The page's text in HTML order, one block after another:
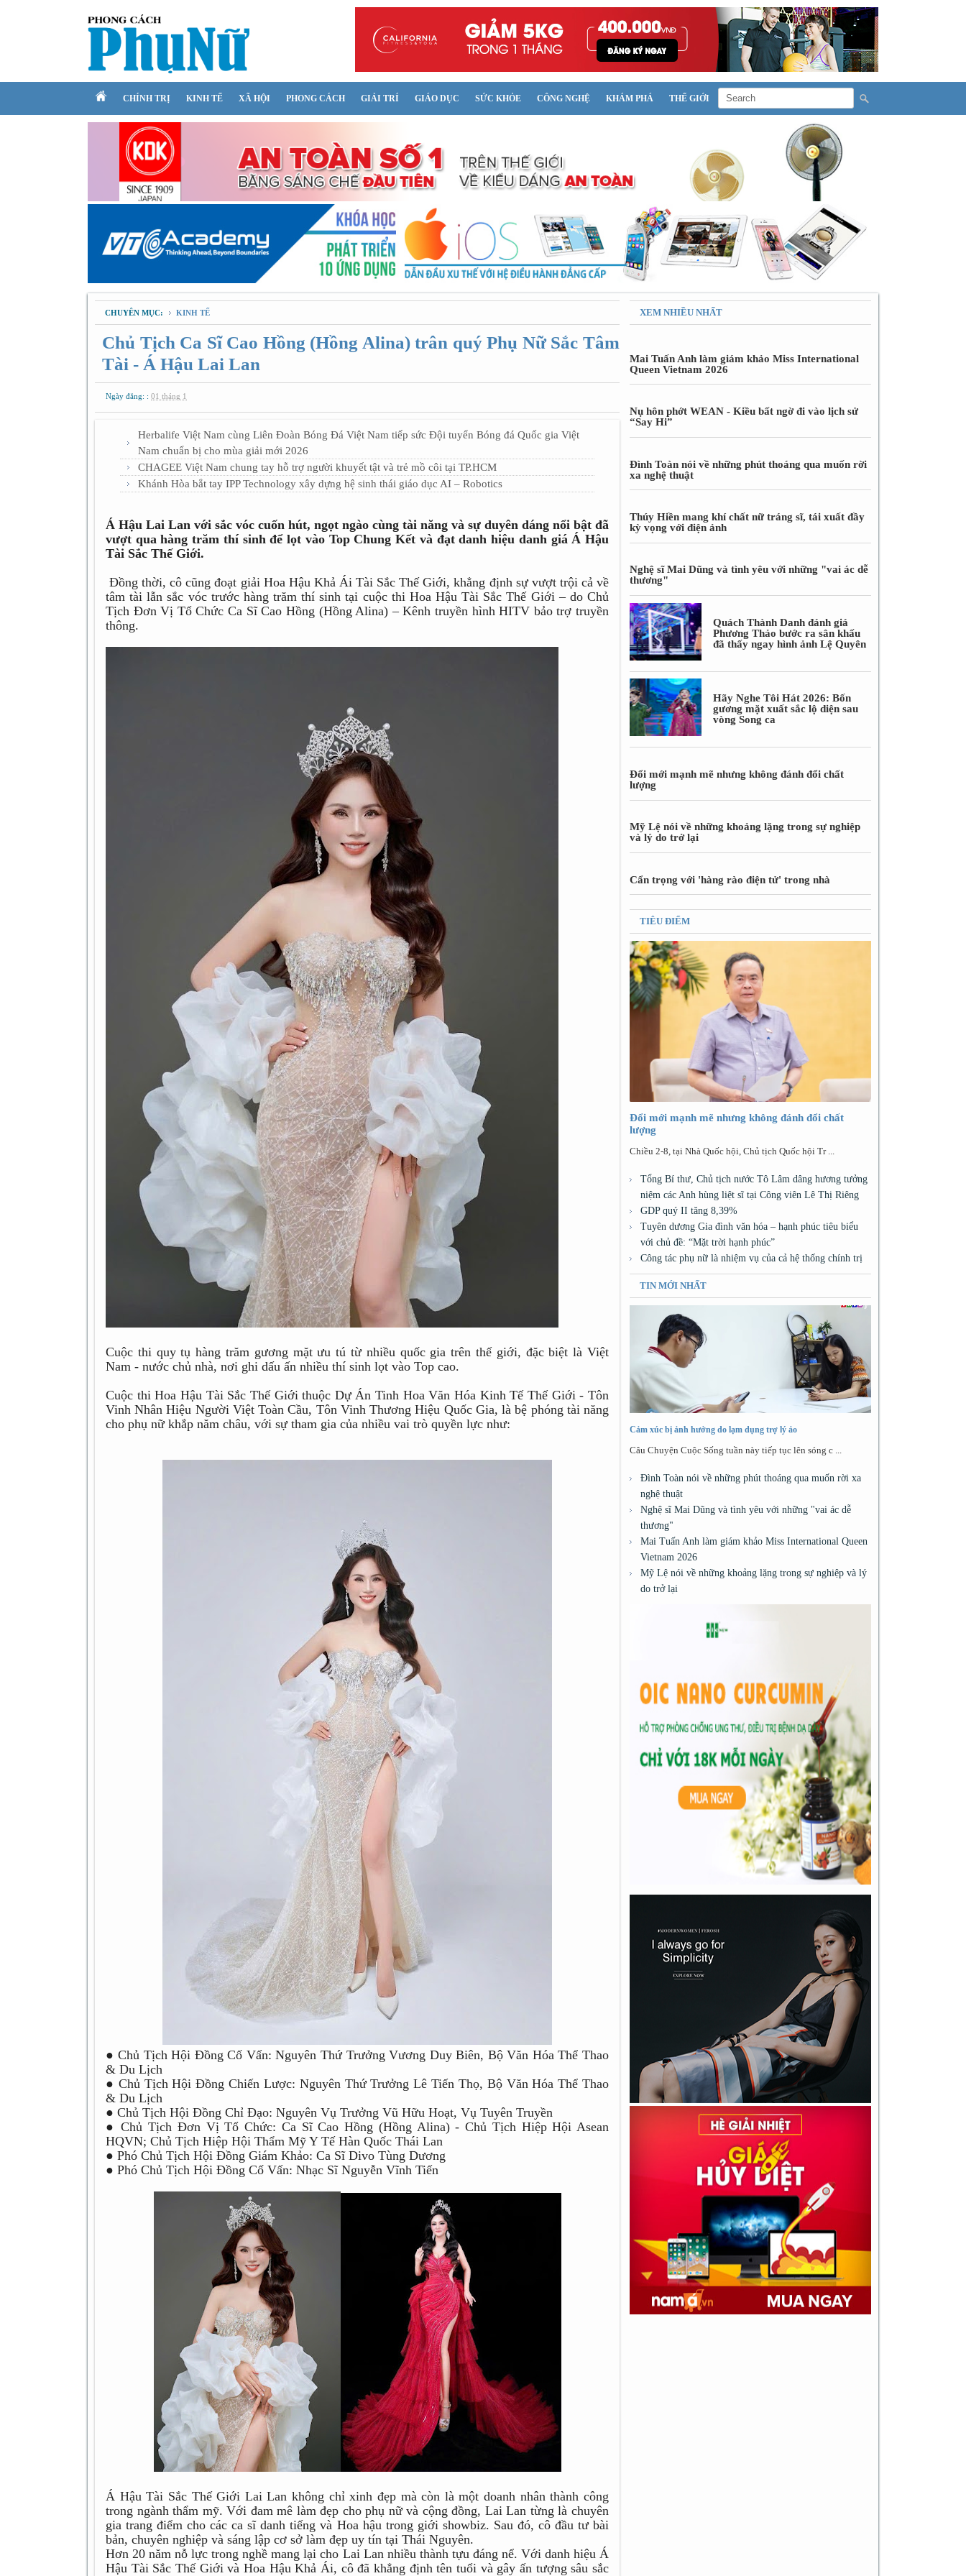
CHÍNH TRỊ KINH TẾ XÃ HỘI PHONG CÁCH GIẢI TRÍ GIÁO DỤC SỨC KHỎE CÔNG NGHỆ KHÁM PHÁ THẾ GIỚI
CHUYÊN MỤC: KINH TẾ
Chủ Tịch Ca Sĩ Cao Hồng (Hồng Alina) trân quý Phụ Nữ Sắc Tâm
Tài - Á Hậu Lai Lan
Ngày đăng: : 01 tháng 1
Herbalife Việt Nam cùng Liên Đoàn Bóng Đá Việt Nam tiếp sức Đội tuyển Bóng đá Quốc gia Việt
Nam chuẩn bị cho mùa giải mới 2026
CHAGEE Việt Nam chung tay hỗ trợ người khuyết tật và trẻ mồ côi tại TP.HCM
Khánh Hòa bắt tay IPP Technology xây dựng hệ sinh thái giáo dục AI – Robotics
Á Hậu Lai Lan với sắc vóc cuốn hút, ngọt ngào cùng tài năng và sự duyên dáng nổi bật đã
vượt qua hàng trăm thí sinh để lọt vào Top Chung Kết và đạt danh hiệu danh giá Á Hậu
Tài Sắc Thế Giới.
Đồng thời, cô cũng đoạt giải Hoa Hậu Khả Ái Tài Sắc Thế Giới, khẳng định sự vượt trội cả về
tâm tài lẫn sắc vóc trước hàng trăm thí sinh tại cuộc thi Hoa Hậu Tài Sắc Thế Giới – do Chủ
Tịch Đơn Vị Tổ Chức Ca Sĩ Cao Hồng (Hồng Alina) – Kênh truyền hình HITV bảo trợ truyền
thông.
Cuộc thi quy tụ hàng trăm gương mặt ưu tú từ nhiều quốc gia trên thế giới, đặc biệt là Việt
Nam - nước chủ nhà, nơi ghi dấu ấn nhiều thí sinh lọt vào Top cao.
Cuộc thi Hoa Hậu Tài Sắc Thế Giới thuộc Dự Án Tinh Hoa Văn Hóa Kinh Tế Thế Giới - Tôn
Vinh Nhân Hiệu Người Việt Toàn Cầu, Tôn Vinh Thương Hiệu Quốc Gia, là bệ phóng tài năng
cho phụ nữ khắp năm châu, với sự tham gia của nhiều vai trò quyền lực như:
● Chủ Tịch Hội Đồng Cố Vấn: Nguyên Thứ Trưởng Vương Duy Biên, Bộ Văn Hóa Thể Thao
& Du Lịch
● Chủ Tịch Hội Đồng Chiến Lược: Nguyên Thứ Trưởng Lê Tiến Thọ, Bộ Văn Hóa Thể Thao
& Du Lịch
● Chủ Tịch Hội Đồng Chỉ Đạo: Nguyên Vụ Trưởng Vũ Hữu Hoạt, Vụ Tuyên Truyền
● Chủ Tịch Đơn Vị Tổ Chức: Ca Sĩ Cao Hồng (Hồng Alina) - Chủ Tịch Hiệp Hội Asean
HQVN; Chủ Tịch Hiệp Hội Thẩm Mỹ Y Tế Hàn Quốc Thái Lan
● Phó Chủ Tịch Hội Đồng Giám Khảo: Ca Sĩ Divo Tùng Dương
● Phó Chủ Tịch Hội Đồng Cố Vấn: Nhạc Sĩ Nguyễn Vĩnh Tiến
Á Hậu Tài Sắc Thế Giới Lai Lan không chỉ xinh đẹp mà còn là một doanh nhân thành công
trong ngành thẩm mỹ. Với đam mê làm đẹp cho phụ nữ và cộng đồng, Lai Lan từng là chuyên
gia trang điểm cho các ca sĩ danh tiếng và Hoa hậu trong giới showbiz. Sau đó, cô đầu tư bài
bản, chuyên nghiệp và sáng lập cơ sở làm đẹp uy tín tại Thái Nguyên.
Hơn 20 năm nỗ lực trong nghề mang lại cho Lai Lan nhiều thành tựu đáng nể. Với danh hiệu Á
Hậu Tài Sắc Thế Giới và Hoa Hậu Khả Ái, cô đã khẳng định tên tuổi và gây ấn tượng sâu sắc
XEM NHIỀU NHẤT
Mai Tuấn Anh làm giám khảo Miss International
Queen Vietnam 2026
Nụ hôn phớt WEAN - Kiều bất ngờ đi vào lịch sử
“Say Hi”
Đình Toàn nói về những phút thoáng qua muốn rời
xa nghệ thuật
Thúy Hiền mang khí chất nữ tráng sĩ, tái xuất đầy
kỳ vọng với điện ảnh
Nghệ sĩ Mai Dũng và tình yêu với những "vai ác dễ
thương"
Quách Thành Danh đánh giá
Phương Thảo bước ra sân khấu
đã thấy ngay hình ảnh Lệ Quyên
Hãy Nghe Tôi Hát 2026: Bốn
gương mặt xuất sắc lộ diện sau
vòng Song ca
Đổi mới mạnh mẽ nhưng không đánh đổi chất
lượng
Mỹ Lệ nói về những khoảng lặng trong sự nghiệp
và lý do trở lại
Cẩn trọng với 'hàng rào điện tử' trong nhà
TIÊU ĐIỂM
Đổi mới mạnh mẽ nhưng không đánh đổi chất
lượng
Chiều 2-8, tại Nhà Quốc hội, Chủ tịch Quốc hội Tr ...
Tổng Bí thư, Chủ tịch nước Tô Lâm dâng hương tưởng
niệm các Anh hùng liệt sĩ tại Công viên Lê Thị Riêng
GDP quý II tăng 8,39%
Tuyên dương Gia đình văn hóa – hạnh phúc tiêu biểu
với chủ đề: “Mặt trời hạnh phúc”
Công tác phụ nữ là nhiệm vụ của cả hệ thống chính trị
TIN MỚI NHẤT
Cảm xúc bị ảnh hưởng do lạm dụng trợ lý ảo
Câu Chuyện Cuộc Sống tuần này tiếp tục lên sóng c ...
Đình Toàn nói về những phút thoáng qua muốn rời xa
nghệ thuật
Nghệ sĩ Mai Dũng và tình yêu với những "vai ác dễ
thương"
Mai Tuấn Anh làm giám khảo Miss International Queen
Vietnam 2026
Mỹ Lệ nói về những khoảng lặng trong sự nghiệp và lý
do trở lại